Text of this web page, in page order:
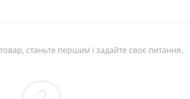
станьте першим і задайте своє питання.